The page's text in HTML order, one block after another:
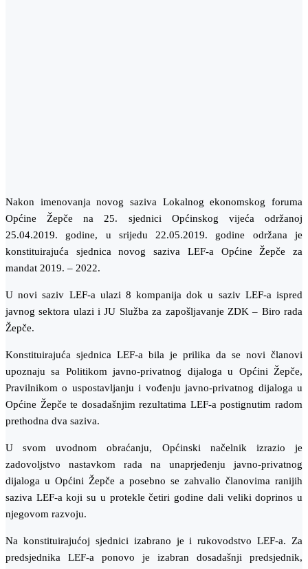
Nakon imenovanja novog saziva Lokalnog ekonomskog foruma
Općine Žepče na 25. sjednici Općinskog vijeća održanoj
25.04.2019. godine, u srijedu 22.05.2019. godine održana je
konstituirajuća sjednica novog saziva LEF-a Općine Žepče za
mandat 2019. – 2022.
U novi saziv LEF-a ulazi 8 kompanija dok u saziv LEF-a ispred
javnog sektora ulazi i JU Služba za zapošljavanje ZDK – Biro rada
Žepče.
Konstituirajuća sjednica LEF-a bila je prilika da se novi članovi
upoznaju sa Politikom javno-privatnog dijaloga u Općini Žepče,
Pravilnikom o uspostavljanju i vođenju javno-privatnog dijaloga u
Općine Žepče te dosadašnjim rezultatima LEF-a postignutim radom
prethodna dva saziva.
U svom uvodnom obraćanju, Općinski načelnik izrazio je
zadovoljstvo nastavkom rada na unaprjeđenju javno-privatnog
dijaloga u Općini Žepče a posebno se zahvalio članovima ranijih
saziva LEF-a koji su u protekle četiri godine dali veliki doprinos u
njegovom razvoju.
Na konstituirajućoj sjednici izabrano je i rukovodstvo LEF-a. Za
predsjednika LEF-a ponovo je izabran dosadašnji predsjednik,